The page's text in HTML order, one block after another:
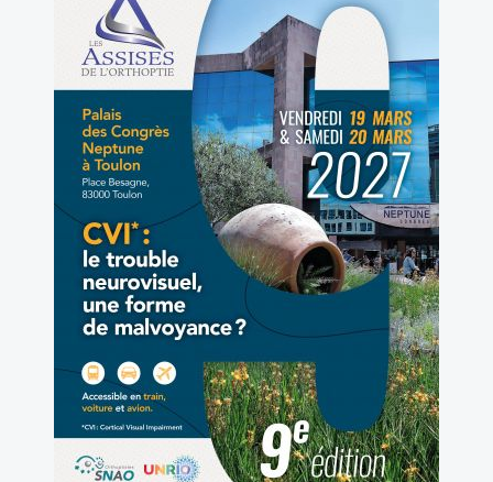
partir du 1er octobre 2026, avec une perspective
de reprise du cabinet au 1er janvier 2027. Le
cabinet (...)
LIRE LA SUITE 19.07.2026
DIVERS
Local à louer de 29 m2 dans un pôle
santé nature et enfant
LES PENNES MIRABEAU ( PLAN DE
CAMPAGNE) (13170)
Cherche orthoptiste pour rejoindre le pôle santé
nature et enfant 2277 chemin de Velaux 13170 les
pennes Mirabeau ( Plan de campagne). Profil